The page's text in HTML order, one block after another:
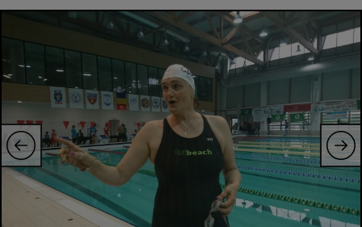
Auto
Rugby
Ciclism
Alte sporturi
JO 2024
JO 2026